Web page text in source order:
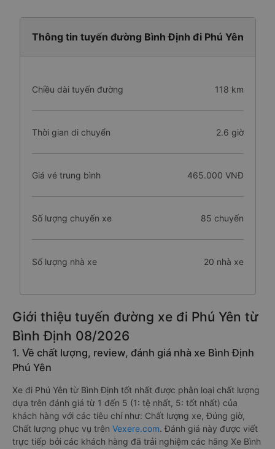
Thông tin tuyến đường Bình Định đi Phú Yên
Chiều dài tuyến đường 118 km
Thời gian di chuyển 2.6 giờ
Giá vé trung bình 465.000 VNĐ
Số lượng chuyến xe 85 chuyến
Số lượng nhà xe 20 nhà xe
Giới thiệu tuyến đường xe đi Phú Yên từ
Bình Định 08/2026
1. Về chất lượng, review, đánh giá nhà xe Bình Định
Phú Yên
Xe đi Phú Yên từ Bình Định tốt nhất được phân loại chất lượng
dựa trên đánh giá từ 1 đến 5 (1: tệ nhất, 5: tốt nhất) của
khách hàng với các tiêu chí như: Chất lượng xe, Đúng giờ,
Chất lượng phục vụ trên Vexere.com. Đánh giá này được viết
trực tiếp bởi các khách hàng đã trải nghiệm các hãng Xe Bình